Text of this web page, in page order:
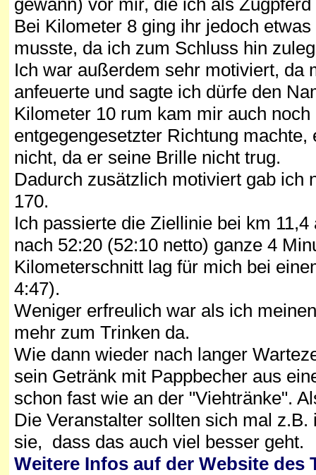
Bei Kilometer 8 ging ihr jedoch
musste, da ich zum Schluss hin
Ich war außerdem sehr motiviert, da
anfeuerte und sagte ich dürfe den
Kilometer 10 rum kam mir auch
entgegengesetzter Richtung
nicht, da er seine Brille nicht trug.
Dadurch zusätzlich motiviert gab ich
170.
Ich passierte die Ziellinie bei km
nach 52:20 (52:10 netto) ganze 4
Kilometerschnitt lag für mich bei
4:47).
Weniger erfreulich war als ich
mehr zum Trinken da.
Wie dann wieder nach langer
sein Getränk mit Pappbecher aus
schon fast wie an der "Viehtränke".
Die Veranstalter sollten sich mal
sie, dass das auch viel besser geht.
Weitere Infos auf der Website des